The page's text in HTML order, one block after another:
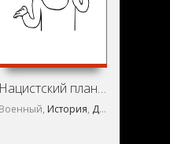
Нацистский план (1945)
Военный, История, Документальный